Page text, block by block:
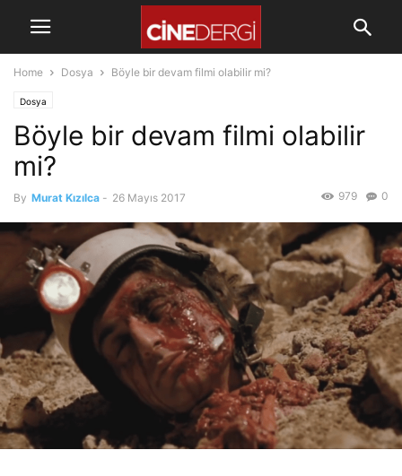
Home Dosya Böyle bir devam filmi olabilir mi?
Dosya
Böyle bir devam filmi olabilir
mi?
By Murat Kızılca - 26 Mayıs 2017 0
979